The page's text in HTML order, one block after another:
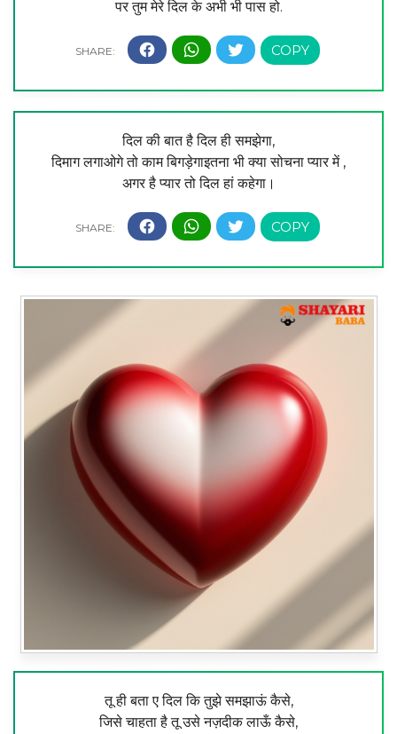
पर तुम मेरे दिल के अभी भी पास हो.
दिल की बात है दिल ही समझेगा,
दिमाग लगाओगे तो काम बिगड़ेगाइतना भी क्या सोचना प्यार में ,
अगर है प्यार तो दिल हां कहेगा।
तू ही बता ए दिल कि तुझे समझाऊं कैसे,
जिसे चाहता है तू उसे नज़दीक लाऊँ कैसे,